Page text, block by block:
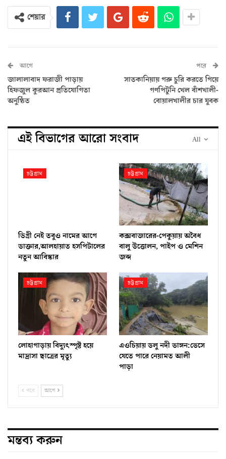
শেয়ার
আগে
জালালাবাদ ফরাজী পাড়ায়
হিফজুল কুরআন প্রতিযোগিতা
অনুষ্ঠিত
পরে
সাতকানিয়ায় গরু চুরি করতে গিয়ে
গণপিটুনি খেল বাঁশখালী-
বোয়ালখালীর চার যুবক
All
এই বিভাগের আরো সংবাদ
চট্টগ্রাম
ডিগ্রী নেই তবুও নামের আগে
ডাক্তার,আলহায়াত হসপিটালের
নতুন আবিস্কার
চট্টগ্রাম
কক্সবাজারের-পেকুয়ায় অবৈধ
বালু উত্তোলন, পাইপ ও মেশিন
জব্দ
চট্টগ্রাম
লোহাগাড়ায় বিদ্যুৎস্পৃষ্ট হয়ে
মাদ্রাসা ছাত্রের মৃত্যু
চট্টগ্রাম
এওচিয়ায় ডলু নদী ভাঙ্গন:ভেসে
যেতে পারে নেয়ামত আলী
পাড়া
পরে আগে
মন্তব্য করুন